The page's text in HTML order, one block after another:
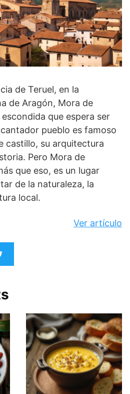
de Teruel, en la
de Aragón, Mora de
que espera ser
pueblo es famoso
castillo, su arquitectura
Pero Mora de
que eso, es un lugar
de la naturaleza, la
local.
Ver artículo